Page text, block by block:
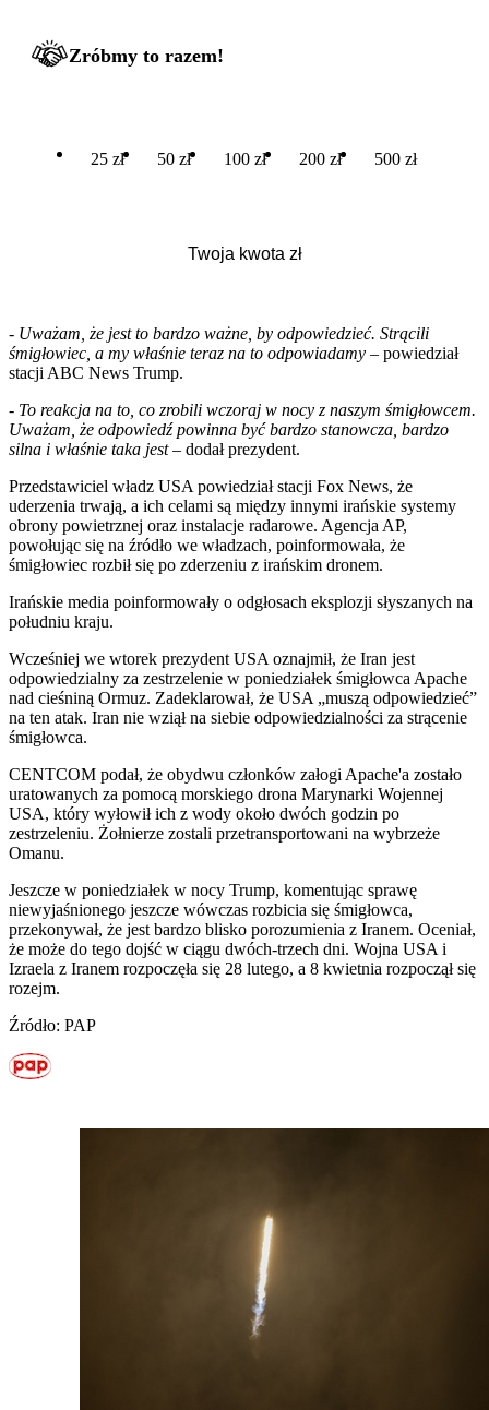
Zróbmy to razem!
25 zł 50 zł 100 zł 200 zł 500 zł
- Uważam, że jest to bardzo ważne, by odpowiedzieć. Strącili
śmigłowiec, a my właśnie teraz na to odpowiadamy – powiedział
stacji ABC News Trump.
- To reakcja na to, co zrobili wczoraj w nocy z naszym śmigłowcem.
Uważam, że odpowiedź powinna być bardzo stanowcza, bardzo
silna i właśnie taka jest– dodał prezydent.
Przedstawiciel władz USA powiedział stacji Fox News, że
uderzenia trwają, a ich celami są między innymi irańskie systemy
obrony powietrznej oraz instalacje radarowe. Agencja AP,
powołując się na źródło we władzach, poinformowała, że
śmigłowiec rozbił się po zderzeniu z irańskim dronem.
Irańskie media poinformowały o odgłosach eksplozji słyszanych na
południu kraju.
Wcześniej we wtorek prezydent USA oznajmił, że Iran jest
odpowiedzialny za zestrzelenie w poniedziałek śmigłowca Apache
nad cieśniną Ormuz. Zadeklarował, że USA „muszą odpowiedzieć”
na ten atak. Iran nie wziął na siebie odpowiedzialności za strącenie
śmigłowca.
CENTCOM podał, że obydwu członków załogi Apache'a zostało
uratowanych za pomocą morskiego drona Marynarki Wojennej
USA, który wyłowił ich z wody około dwóch godzin po
zestrzeleniu. Żołnierze zostali przetransportowani na wybrzeże
Omanu.
Jeszcze w poniedziałek w nocy Trump, komentując sprawę
niewyjaśnionego jeszcze wówczas rozbicia się śmigłowca,
przekonywał, że jest bardzo blisko porozumienia z Iranem. Oceniał,
że może do tego dojść w ciągu dwóch-trzech dni. Wojna USA i
Izraela z Iranem rozpoczęła się 28 lutego, a 8 kwietnia rozpoczął się
rozejm.
Źródło: PAP